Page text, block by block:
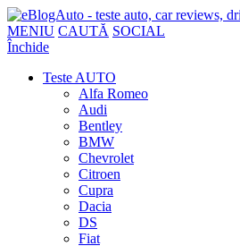
MENIU CAUTĂ SOCIAL
Închide
Teste AUTO
Alfa Romeo
Audi
Bentley
BMW
Chevrolet
Citroen
Cupra
Dacia
DS
Fiat